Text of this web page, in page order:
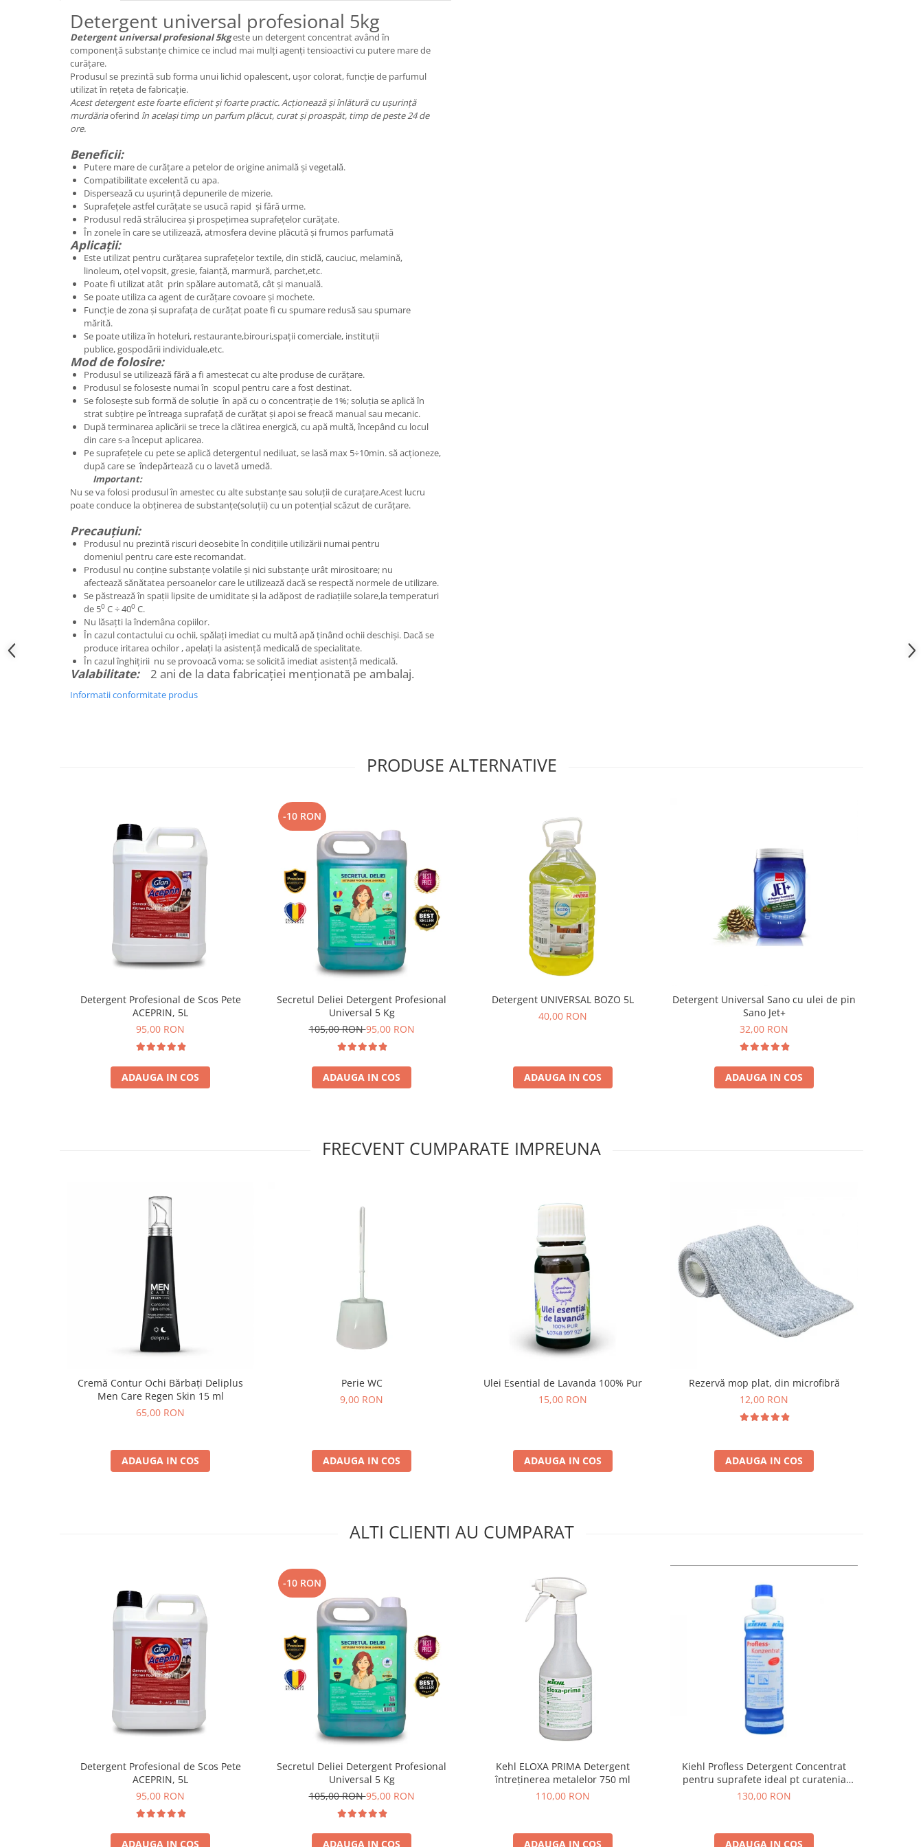
Produse incontinenta
Servetele Umede
Detergent universal profesional 5kg
Detergent universal profesional 5kgeste un detergent concentrat având în
componență substanțe chimice ce includ mai mulți agenți tensioactivi cu putere mare de
curățare.
Produsul se prezintă sub forma unui lichid opalescent, ușor colorat, funcție de parfumul
utilizat în rețeta de fabricație.
Acest detergent este foarte eficient și foarte practic. Acționează și înlătură cu ușurință
murdăriaoferind în același timp un parfum plăcut, curat și proaspăt, timp de peste 24 de
ore.
Beneficii:
Putere mare de curățare a petelor de origine animală și vegetală.
Compatibilitate excelentă cu apa.
Dispersează cu ușurință depunerile de mizerie.
Suprafețele astfel curățate se usucă rapid și fără urme.
Produsul redă strălucirea și prospețimea suprafețelor curățate.
În zonele în care se utilizează, atmosfera devine plăcută și frumos parfumată
Aplicații:
Este utilizat pentru curățarea suprafețelor textile, din sticlă, cauciuc, melamină,
linoleum, oțel vopsit, gresie, faianță, marmură, parchet,etc.
Poate fi utilizat atât prin spălare automată, cât și manuală.
Se poate utiliza ca agent de curățare covoare și mochete.
Funcție de zona și suprafața de curățat poate fi cu spumare redusă sau spumare
mărită.
Se poate utiliza în hoteluri, restaurante,birouri,spații comerciale, instituții
publice, gospodării individuale,etc.
Mod de folosire:
Produsul se utilizează fără a fi amestecat cu alte produse de curățare.
Produsul se foloseste numai în scopul pentru care a fost destinat.
Se folosește sub formă de soluție în apă cu o concentrație de 1%; soluția se aplică în
strat subțire pe întreaga suprafață de curățat și apoi se freacă manual sau mecanic.
După terminarea aplicării se trece la clătirea energică, cu apă multă, începând cu locul
din care s-a început aplicarea.
Pe suprafețele cu pete se aplică detergentul nediluat, se lasă max 5÷10min. să acționeze,
după care se îndepărtează cu o lavetă umedă.
Important:
Nu se va folosi produsul în amestec cu alte substanțe sau soluții de curațare.Acest lucru
poate conduce la obținerea de substanțe(soluții) cu un potențial scăzut de curățare.
Precauțiuni:
Produsul nu prezintă riscuri deosebite în condițiile utilizării numai pentru
domeniul pentru care este recomandat.
Produsul nu conține substanțe volatile și nici substanțe urât mirositoare; nu
afectează sănătatea persoanelor care le utilizează dacă se respectă normele de utilizare.
Se păstrează în spații lipsite de umiditate și la adăpost de radiațiile solare,la temperaturi
de 50 C ÷ 400 C.
Nu lăsațti la îndemâna copiilor.
În cazul contactului cu ochii, spălați imediat cu multă apă ținând ochii deschiși. Dacă se
produce iritarea ochilor , apelați la asistență medicală de specialitate.
În cazul înghițirii nu se provoacă voma; se solicită imediat asistență medicală.
Valabilitate:2 ani de la data fabricației menționată pe ambalaj.
Informatii conformitate produs
PRODUSE ALTERNATIVE
Detergent Profesional de Scos Pete
ACEPRIN, 5L
95,00 RON
ADAUGA IN COS
-10 RON
Secretul Deliei Detergent Profesional
Universal 5 Kg
105,00 RON95,00 RON
ADAUGA IN COS
Detergent UNIVERSAL BOZO 5L
40,00 RON
ADAUGA IN COS
Detergent Universal Sano cu ulei de pin
Sano Jet+
32,00 RON
ADAUGA IN COS
FRECVENT CUMPARATE IMPREUNA
Cremă Contur Ochi Bărbați Deliplus
Men Care Regen Skin 15 ml
65,00 RON
ADAUGA IN COS
Perie WC
9,00 RON
ADAUGA IN COS
Ulei Esential de Lavanda 100% Pur
15,00 RON
ADAUGA IN COS
Rezervă mop plat, din microfibră
12,00 RON
ADAUGA IN COS
ALTI CLIENTI AU CUMPARAT
Detergent Profesional de Scos Pete
ACEPRIN, 5L
95,00 RON
ADAUGA IN COS
-10 RON
Secretul Deliei Detergent Profesional
Universal 5 Kg
105,00 RON95,00 RON
ADAUGA IN COS
Kehl ELOXA PRIMA Detergent
întreținerea metalelor 750 ml
110,00 RON
ADAUGA IN COS
Kiehl Profless Detergent Concentrat
pentru suprafete ideal pt curatenia
zilnica 1L
130,00 RON
ADAUGA IN COS